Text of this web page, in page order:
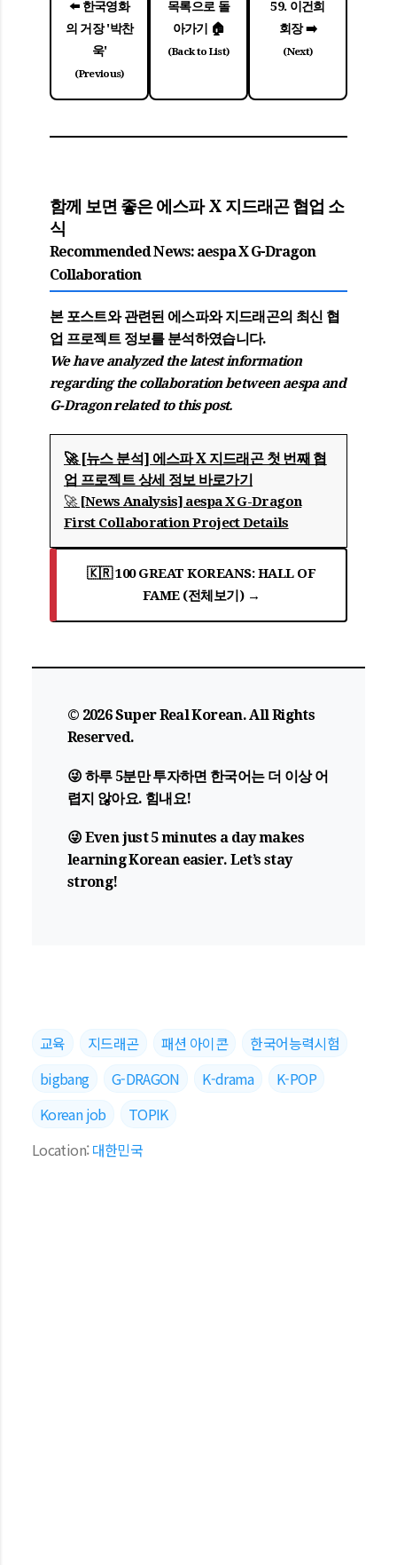
⬅️ 한국영화
의 거장 '박찬
욱'
(Previous)
목록으로 돌
아가기 🏠
(Back to List)
59. 이건희
회장 ➡️
(Next)
함께 보면 좋은 에스파 X 지드래곤 협업 소
식
Recommended News: aespa X G-Dragon
Collaboration
본 포스트와 관련된 에스파와 지드래곤의 최신 협
업 프로젝트 정보를 분석하였습니다.
We have analyzed the latest information
regarding the collaboration between aespa and
G-Dragon related to this post.
🚀 [뉴스 분석] 에스파 X 지드래곤 첫 번째 협
업 프로젝트 상세 정보 바로가기
🚀 [News Analysis] aespa X G-Dragon
First Collaboration Project Details
🇰🇷 100 GREAT KOREANS: HALL OF
FAME (전체보기) →
© 2026 Super Real Korean. All Rights
Reserved.
😜 하루 5분만 투자하면 한국어는 더 이상 어
렵지 않아요. 힘내요!
😜 Even just 5 minutes a day makes
learning Korean easier. Let’s stay
strong!
교육 지드래곤 패션 아이콘
한국어능력시험
bigbang
G-DRAGON K-drama
K-POP
Korean job
TOPIK
Location:대한민국